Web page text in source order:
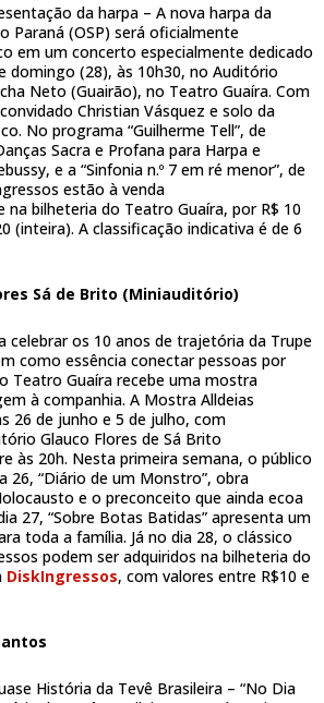
da harpa – A nova harpa da
Paraná (OSP) será oficialmente
em um concerto especialmente dedicado
domingo (28), às 10h30, no Auditório
Neto (Guairão), no Teatro Guaíra. Com
Christian Vásquez e solo da
No programa “Guilherme Tell”, de
Sacra e Profana para Harpa e
e a “Sinfonia n.º 7 em ré menor”, de
estão à venda
na bilheteria do Teatro Guaíra, por R$ 10
(inteira). A classificação indicativa é de 6
Sá de Brito (Miniauditório)
celebrar os 10 anos de trajetória da Trupe
como essência conectar pessoas por
Teatro Guaíra recebe uma mostra
à companhia. A Mostra Alldeias
26 de junho e 5 de julho, com
Glauco Flores de Sá Brito
às 20h. Nesta primeira semana, o público
26, “Diário de um Monstro”, obra
e o preconceito que ainda ecoa
27, “Sobre Botas Batidas” apresenta um
toda a família. Já no dia 28, o clássico
podem ser adquiridos na bilheteria do
DiskIngressos, com valores entre R$10 e
História da Tevê Brasileira – “No Dia